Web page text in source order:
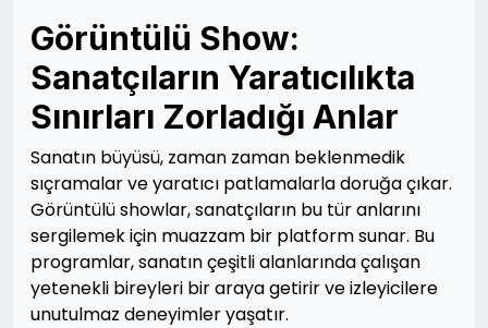
Görüntülü Show:
Sanatçıların Yaratıcılıkta
Sınırları Zorladığı Anlar
Sanatın büyüsü, zaman zaman beklenmedik
sıçramalar ve yaratıcı patlamalarla doruğa çıkar.
Görüntülü showlar, sanatçıların bu tür anlarını
sergilemek için muazzam bir platform sunar. Bu
programlar, sanatın çeşitli alanlarında çalışan
yetenekli bireyleri bir araya getirir ve izleyicilere
unutulmaz deneyimler yaşatır.